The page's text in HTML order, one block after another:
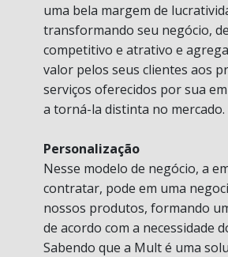
uma bela margem de
transformando seu negócio,
competitivo e atrativo e
valor pelos seus clientes aos
serviços oferecidos por sua
a torná-la distinta no mercado.
Personalização
Nesse modelo de negócio, a
contratar, pode em uma
nossos produtos, formando
de acordo com a necessidade
Sabendo que a Mult é uma